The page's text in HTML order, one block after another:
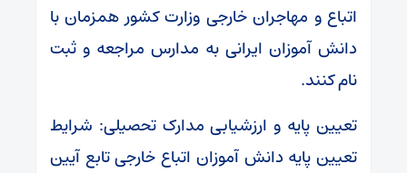
اتباع و مهاجران خارجی وزارت کشور همزمان با
دانش آموزان ایرانی به مدارس مراجعه و ثبت
نام کنند.
تعیین پایه و ارزشیابی مدارک تحصیلی: شرایط
تعیین پایه دانش آموزان اتباع خارجی تابع آیین